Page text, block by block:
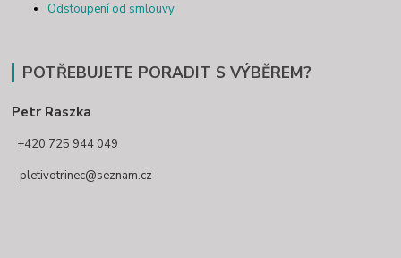
Odstoupení od smlouvy
POTŘEBUJETE PORADIT S VÝBĚREM?
Petr Raszka
+420 725 944 049
pletivotrinec@seznam.cz